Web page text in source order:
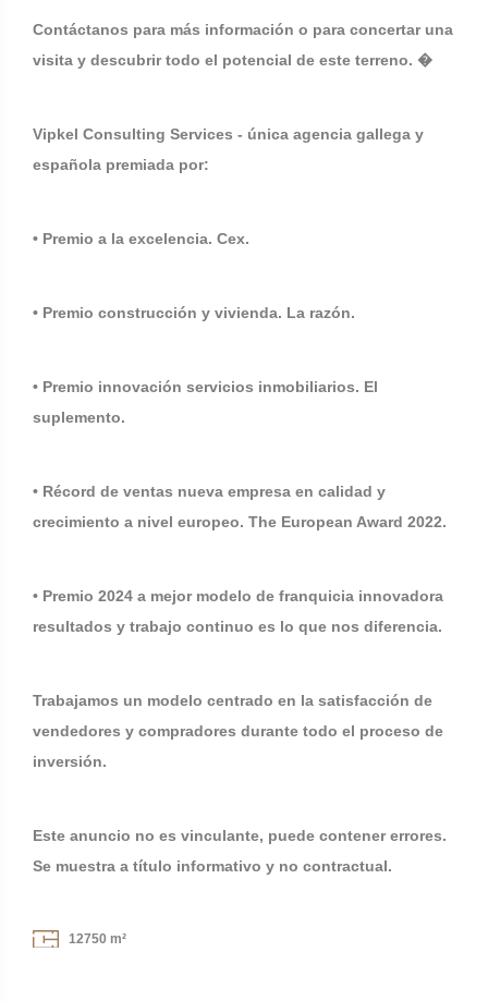
Contáctanos para más información o para concertar una
visita y descubrir todo el potencial de este terreno. �
Vipkel Consulting Services - única agencia gallega y
española premiada por:
• Premio a la excelencia. Cex.
• Premio construcción y vivienda. La razón.
• Premio innovación servicios inmobiliarios. El
suplemento.
• Récord de ventas nueva empresa en calidad y
crecimiento a nivel europeo. The European Award 2022.
• Premio 2024 a mejor modelo de franquicia innovadora
resultados y trabajo continuo es lo que nos diferencia.
Trabajamos un modelo centrado en la satisfacción de
vendedores y compradores durante todo el proceso de
inversión.
Este anuncio no es vinculante, puede contener errores.
Se muestra a título informativo y no contractual.
12750 m²